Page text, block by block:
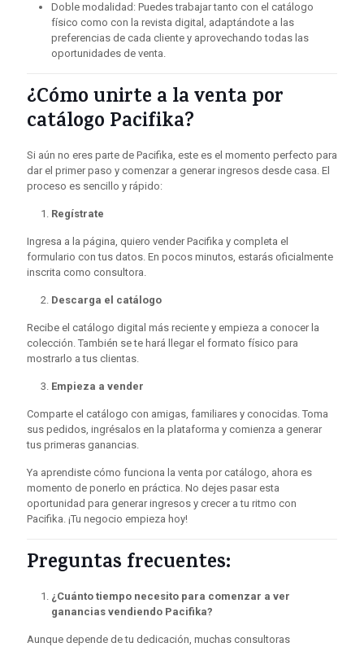
Doble modalidad: Puedes trabajar tanto con el catálogo
físico como con la revista digital, adaptándote a las
preferencias de cada cliente y aprovechando todas las
oportunidades de venta.
¿Cómo unirte a la venta por
catálogo Pacifika?
Si aún no eres parte de Pacifika, este es el momento perfecto para
dar el primer paso y comenzar a generar ingresos desde casa. El
proceso es sencillo y rápido:
Regístrate
Ingresa a la página, quiero vender Pacifika y completa el
formulario con tus datos. En pocos minutos, estarás oficialmente
inscrita como consultora.
Descarga el catálogo
Recibe el catálogo digital más reciente y empieza a conocer la
colección. También se te hará llegar el formato físico para
mostrarlo a tus clientas.
Empieza a vender
Comparte el catálogo con amigas, familiares y conocidas. Toma
sus pedidos, ingrésalos en la plataforma y comienza a generar
tus primeras ganancias.
Ya aprendiste cómo funciona la venta por catálogo, ahora es
momento de ponerlo en práctica. No dejes pasar esta
oportunidad para generar ingresos y crecer a tu ritmo con
Pacifika. ¡Tu negocio empieza hoy!
Preguntas frecuentes:
¿Cuánto tiempo necesito para comenzar a ver
ganancias vendiendo Pacifika?
Aunque depende de tu dedicación, muchas consultoras